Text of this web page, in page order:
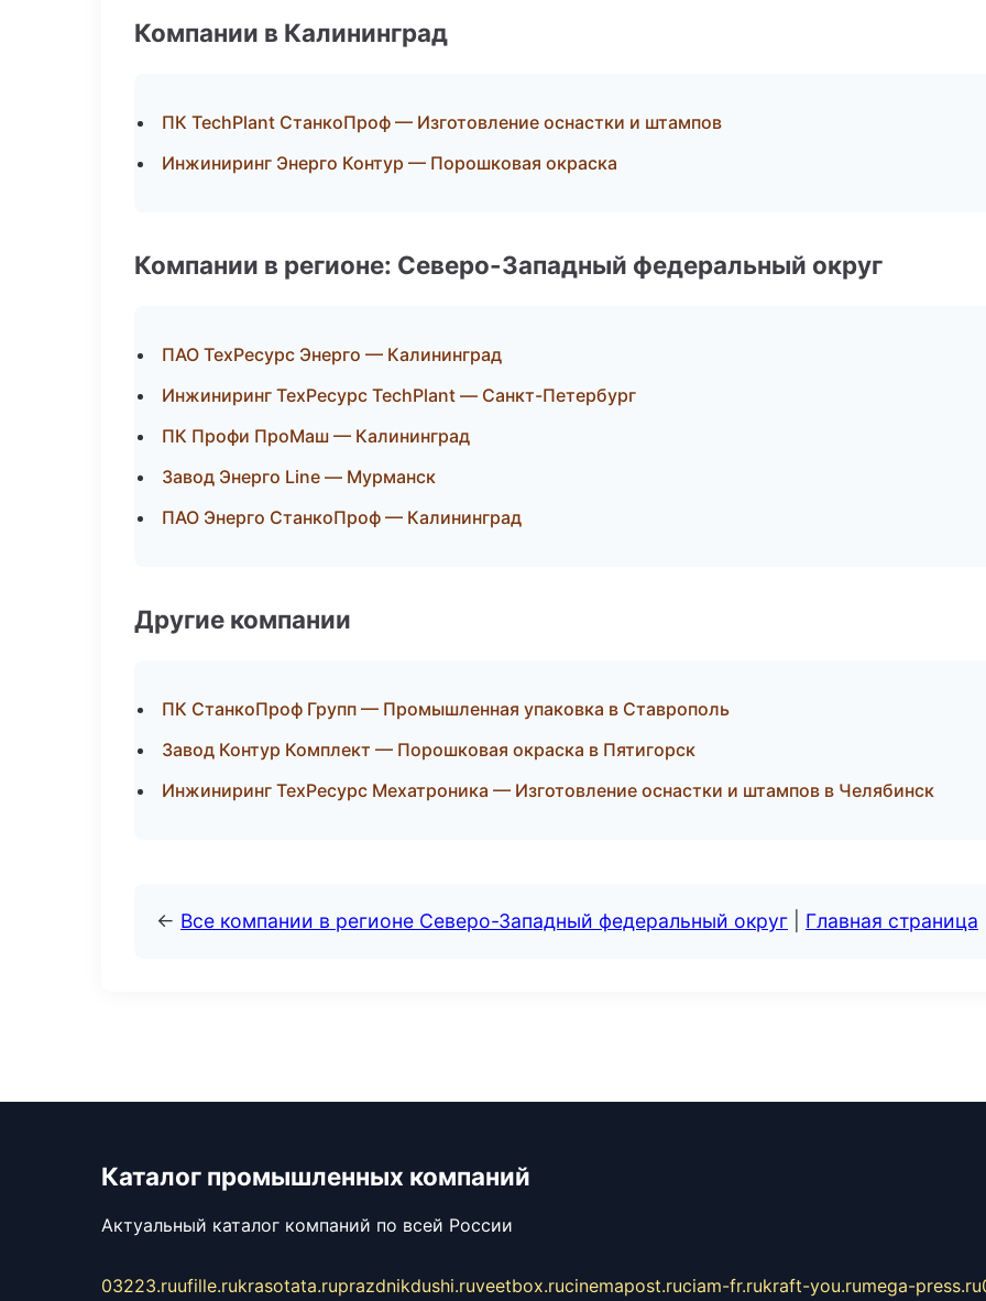
Компании в Калининград
ПК TechPlant СтанкоПроф — Изготовление оснастки и штампов
Инжиниринг Энерго Контур — Порошковая окраска
Компании в регионе: Северо-Западный федеральный округ
ПАО ТехРесурс Энерго — Калининград
Инжиниринг ТехРесурс TechPlant — Санкт-Петербург
ПК Профи ПроМаш — Калининград
Завод Энерго Line — Мурманск
ПАО Энерго СтанкоПроф — Калининград
Другие компании
ПК СтанкоПроф Групп — Промышленная упаковка в Ставрополь
Завод Контур Комплект — Порошковая окраска в Пятигорск
Инжиниринг ТехРесурс Мехатроника — Изготовление оснастки и штампов в Челябинск
← Все компании в регионе Северо-Западный федеральный округ Главная страница
Каталог промышленных компаний
Актуальный каталог компаний по всей России
03223.ruufille.rukrasotata.ruprazdnikdushi.ruveetbox.rucinemapost.ruciam-fr.rukraft-you.rumega-press.ru